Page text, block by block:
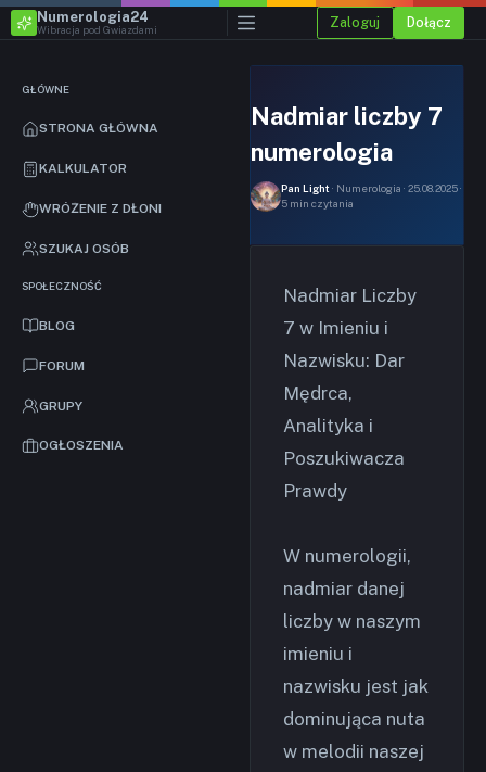
GŁÓWNE
STRONA GŁÓWNA
KALKULATOR
WRÓŻENIE Z DŁONI
SZUKAJ OSÓB
SPOŁECZNOŚĆ
BLOG
FORUM
GRUPY
OGŁOSZENIA
Numerologia24
Wibracja pod Gwiazdami Zaloguj Dołącz
Nadmiar liczby 7
numerologia
Pan Light· Numerologia · 25.08.2025 ·
5 min czytania
Nadmiar Liczby
7 w Imieniu i
Nazwisku: Dar
Mędrca,
Analityka i
Poszukiwacza
Prawdy
W numerologii,
nadmiar danej
liczby w naszym
imieniu i
nazwisku jest jak
dominująca nuta
w melodii naszej